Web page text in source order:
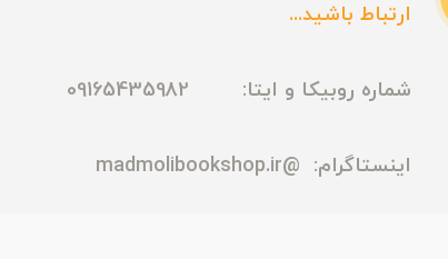
ارتباط باشید...
شماره روبیکا و ایتا: 09165435982
اینستاگرام: @madmolibookshop.ir